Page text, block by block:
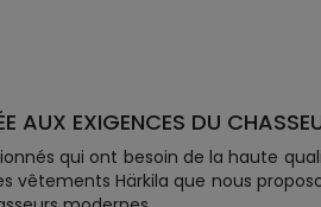
AUX EXIGENCES DU
qui ont besoin de la haute
vêtements Härkila que nous